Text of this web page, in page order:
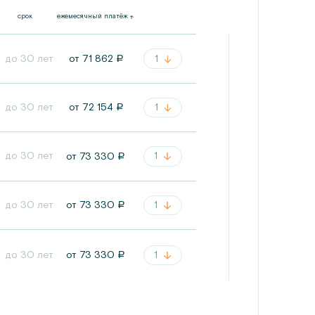
срок ежемесячный платёж
до 30 лет от 71 862 a 1
до 30 лет от 72 154 a 1
до 30 лет от 73 330 a 1
до 30 лет от 73 330 a 1
до 30 лет от 73 330 a 1